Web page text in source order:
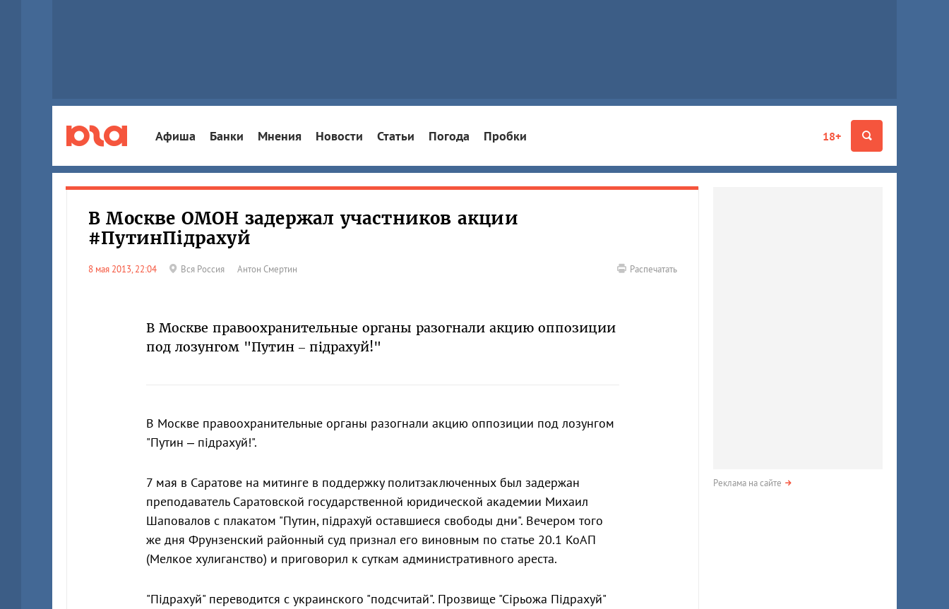
18+
Афиша Банки Мнения Новости Статьи Погода Пробки
В Москве ОМОН задержал участников акции
#ПутинПiдрахуй
8 мая 2013, 22:04 Вся Россия Антон Смертин Распечатать
В Москве правоохранительные органы разогнали акцию оппозиции
под лозунгом "Путин – пiдрахуй!"
В Москве правоохранительные органы разогнали акцию оппозиции под лозунгом
"Путин – пiдрахуй!".
7 мая в Саратове на митинге в поддержку политзаключенных был задержан
преподаватель Саратовской государственной юридической академии Михаил
Шаповалов с плакатом "Путин, пiдрахуй оставшиеся свободы дни". Вечером того
же дня Фрунзенский районный суд признал его виновным по статье 20.1 КоАП
(Мелкое хулиганство) и приговорил к суткам административного ареста.
"Пiдрахуй" переводится с украинского "подсчитай". Прозвище "Сiрьожа Підрахуй"
Реклама на сайте